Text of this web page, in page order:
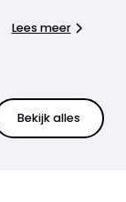
Lees meer
Bekijk alles